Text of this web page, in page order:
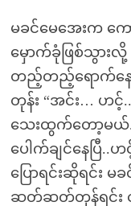
မခင်မေအေးက ကေ
မှောက်ခုံဖြစ်သွား
တည့်တည့်ရောက်နေပြီ
တုန်း “အင်း… ဟင့်
သေးထွက်တော့မယ်
ပေါက်ချင်နေပြီ..
ပြောရင်းဆိုရင်း
ဆတ်ဆတ်တုန်ရင်း